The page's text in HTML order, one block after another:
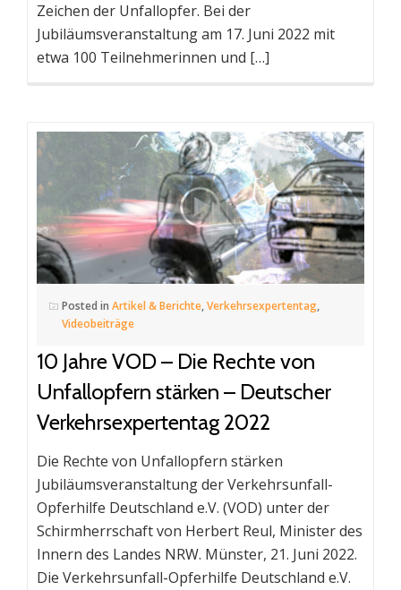
Zeichen der Unfallopfer. Bei der
Jubiläumsveranstaltung am 17. Juni 2022 mit
etwa 100 Teilnehmerinnen und […]
Posted in Artikel & Berichte,Verkehrsexpertentag,
Videobeiträge
10 Jahre VOD – Die Rechte von
Unfallopfern stärken – Deutscher
Verkehrsexpertentag 2022
Die Rechte von Unfallopfern stärken
Jubiläumsveranstaltung der Verkehrsunfall-
Opferhilfe Deutschland e.V. (VOD) unter der
Schirmherrschaft von Herbert Reul, Minister des
Innern des Landes NRW. Münster, 21. Juni 2022.
Die Verkehrsunfall-Opferhilfe Deutschland e.V.